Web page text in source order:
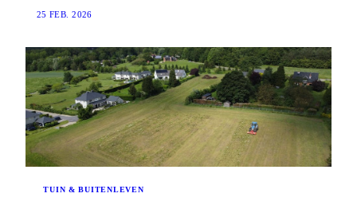
25 FEB. 2026
TUIN & BUITENLEVEN